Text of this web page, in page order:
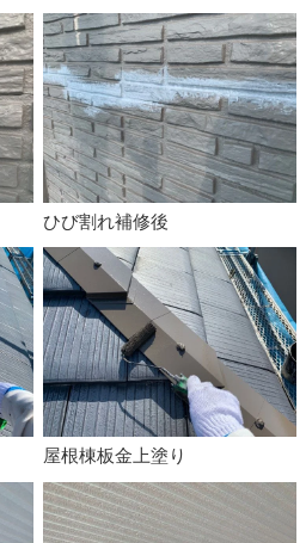
ひび割れ補修後
屋根棟板金上塗り